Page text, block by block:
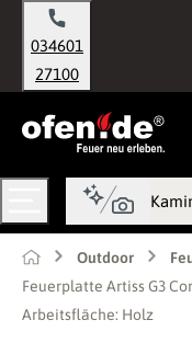
springen
034601
27100
Outdoor
Feuerplatte Artiss G3
Arbeitsfläche: Holz